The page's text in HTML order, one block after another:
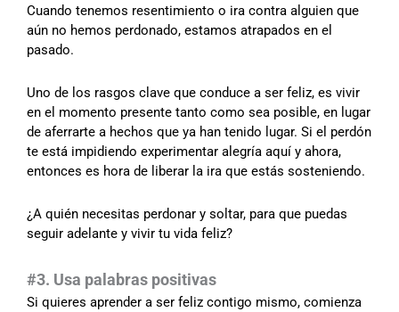
Cuando tenemos resentimiento o ira contra alguien que
aún no hemos perdonado, estamos atrapados en el
pasado.
Uno de los rasgos clave que conduce a ser feliz, es vivir
en el momento presente tanto como sea posible, en lugar
de aferrarte a hechos que ya han tenido lugar. Si el perdón
te está impidiendo experimentar alegría aquí y ahora,
entonces es hora de liberar la ira que estás sosteniendo.
¿A quién necesitas perdonar y soltar, para que puedas
seguir adelante y vivir tu vida feliz?
#3. Usa palabras positivas
Si quieres aprender a ser feliz contigo mismo, comienza